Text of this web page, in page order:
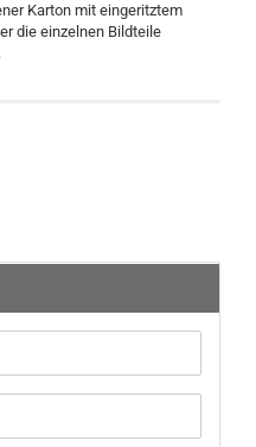
Karton mit eingeritztem
die einzelnen Bildteile